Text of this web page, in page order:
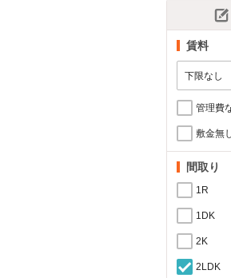
賃料
管理費
敷金無
間取り
1R
1DK
2K
2LDK